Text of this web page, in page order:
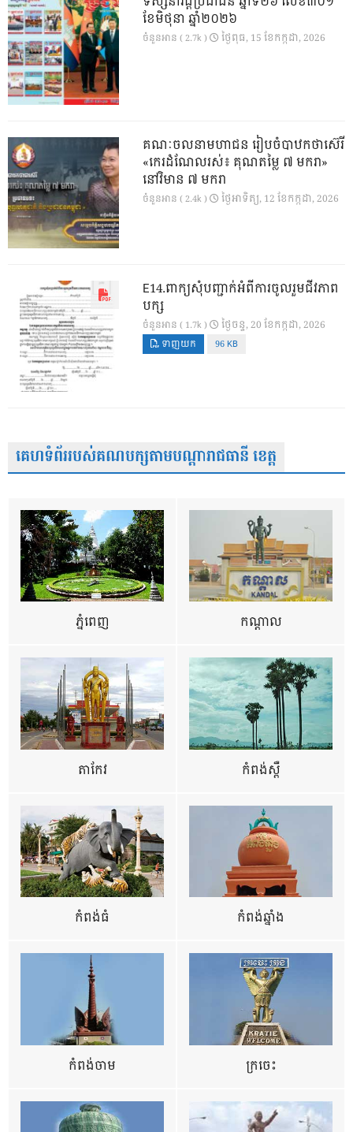
ខែមិថុនា ឆ្នាំ២០២៦
ចំនួនអាន ( 2.7k ) ថ្ងៃ​ពុធ, 15 ខែ​កក្កដា, 2026
គណៈចលនាមហាជន រៀបចំបាឋកថាស៊េរី
«កេរដំណែលរស់៖ គុណតម្លៃ ៧ មករា»
នៅវិមាន ៧ មករា
ចំនួនអាន ( 2.4k ) ថ្ងៃ​អាទិត្យ, 12 ខែ​កក្កដា, 2026
E14.ពាក្យសុំបញ្ជាក់អំពីការចូលរួមជីវភាព
បក្ស
ចំនួនអាន ( 1.7k ) ថ្ងៃ​ចន្ទ, 20 ខែ​កក្កដា, 2026
ទាញយក 96 KB
គេហទំព័ររបស់គណបក្សតាមបណ្តារាជធានី ខេត្ត
ភ្នំពេញ កណ្តាល
តាកែវ កំពង់ស្ពឺ
កំពង់ធំ កំពង់ឆ្នាំង
កំពង់ចាម ក្រចេះ